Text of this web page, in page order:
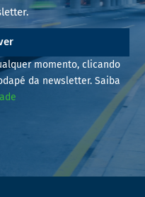
momento, clicando
da newsletter. Saiba